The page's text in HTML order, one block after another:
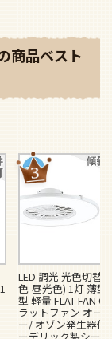
商品ベスト
LED 調光 光色切替(
色-昼光色) 1灯 薄型
型 軽量 FLAT FAN
ラットファン オー
ー/ オゾン発生器付